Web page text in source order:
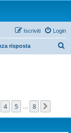
Login
Iscriviti
risposta
4 5 8